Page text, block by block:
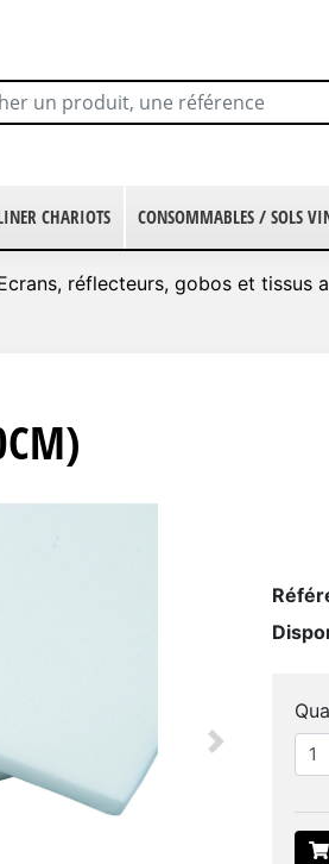
CHARIOTS CONSOMMABLES / SOLS
réflecteurs, gobos et tissus
Next